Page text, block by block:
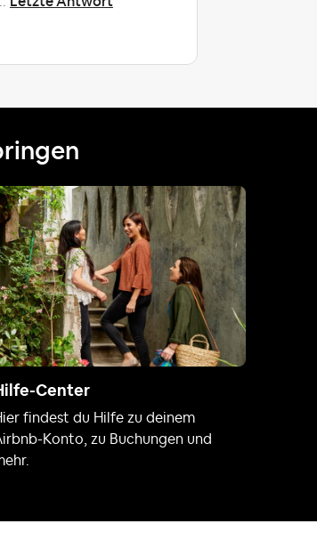
Center
findest du Hilfe zu deinem
Konto, zu Buchungen und